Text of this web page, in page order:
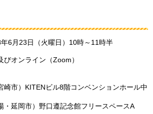
6月23日（火曜日）10時～11時半
びオンライン（Zoom）
崎市）KITENビル8階コンベンションホール中
・延岡市）野口遵記念館フリースペースA